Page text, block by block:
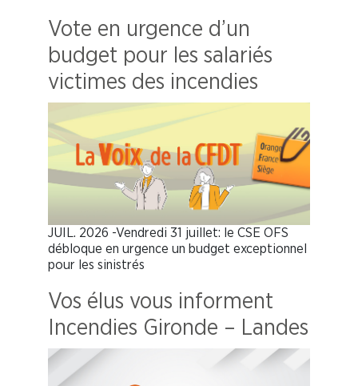
Vote en urgence d’un
budget pour les salariés
victimes des incendies
JUIL. 2026 -Vendredi 31 juillet: le CSE OFS
débloque en urgence un budget exceptionnel
pour les sinistrés
Vos élus vous informent
Incendies Gironde – Landes